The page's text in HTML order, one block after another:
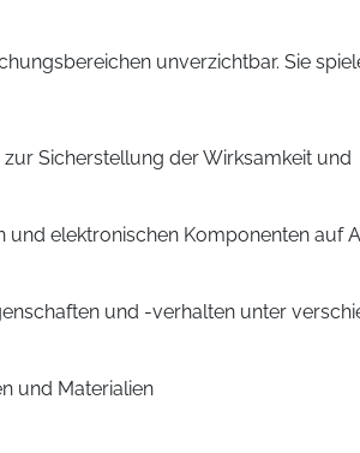
unverzichtbar. Sie
Sicherstellung der Wirksamkeit und
elektronischen Komponenten auf
und -verhalten unter
und Materialien